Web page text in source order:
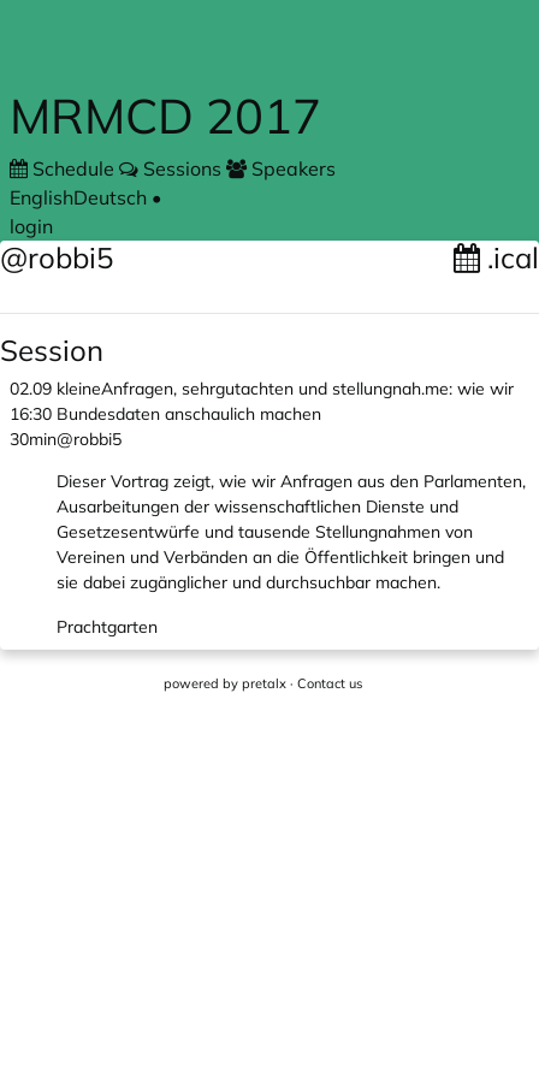
MRMCD 2017
Schedule Sessions
Speakers
EnglishDeutsch •
login
@robbi5 .ical
Session
02.09
16:30
30min
kleineAnfragen, sehrgutachten und stellungnah.me: wie wir
Bundesdaten anschaulich machen
@robbi5
Dieser Vortrag zeigt, wie wir Anfragen aus den Parlamenten,
Ausarbeitungen der wissenschaftlichen Dienste und
Gesetzesentwürfe und tausende Stellungnahmen von
Vereinen und Verbänden an die Öffentlichkeit bringen und
sie dabei zugänglicher und durchsuchbar machen.
Prachtgarten
powered by pretalx· Contact us